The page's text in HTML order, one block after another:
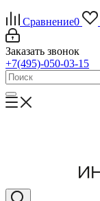
Сравнение0
Заказать звонок
+7(495)-050-03-15